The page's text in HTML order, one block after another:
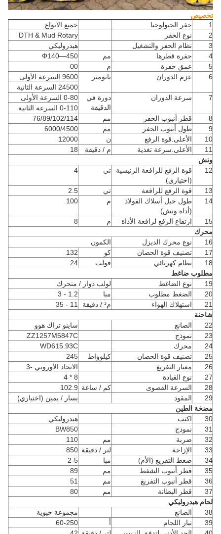
تخصيص
حفر الجيولوجيا
جميع الانواع
نوع الحفر
DTH & Mud Rotary
نظام الحفر والتشغيل
هيدروليكي
4
حفرة قطرها مم
Φ140—450
5
عمق حفرة م
00
عزم الدوران نانومتر
9600 السرعة الأولى
24500 السرعة الثانية
سرعة الدوران
دورة في
الدقيقة
0-80 السرعة الأولى
0-110 السرعة الثانية
قطر أنبوب الحفر مم
76/89/102/114
طول أنبوب الحفر مم
6000/4500
10
الأعلى.قوة الرفع ن
12000
11
الأعلى.سرعة تغذية م / دقيقة
18
ونش
12
قوة الرفع للرافعة الرئيسية
(اختياري)
تي 4
13 قوة الرفع للرافعة تي
2.5
14
طول حبل أسلاك الفولاذ
(أداة ونش)
م 100
15 ارتفاع الرفع لرافعة الأداة م
محرك
16
نوع محرك الديزل
الكمون
17
تصنيف قوة الحصان كو
132
18
نظام كهربائي فولت
24
مطلوب ضاغط
19
نوع الضاغط
لولب دوار / متحرك
20
الضغط مطلوب مبا
1.2 - 3
21
استهلاك الهواء م³ / دقيقة
11 - 35
شاحنة
22
الصانع
ساينو تراك هوو
23
نموذج
ZZ1257M5847C
24
محرك
WD615.93C
25
تصنيف قوة الحصان كيلوواط
245
26
معيار التفريغ
الاتحاد الأوروبي -3
27
نوع القيادة
28
السرعة القصوى كم / ساعة
102.9
29
المقود
يسار / يمين (اختياري)
مضخة الطين
30
اكتب
هيدروليكي
31
نموذج
BW850
32
ضربة مم
110
33
الإزاحة لتر / دقيقة
850
34
ضغط التفريغ (الأم) مبا
2-5
35
قطر أنبوب الشفط مم
89
36
قطر أنبوب التفريغ مم
51
37
قطر البطانة مم
80
لحام هيدروليكي
38
الصانع
مجموعة حيوية
39
تيار اللحام
60-250